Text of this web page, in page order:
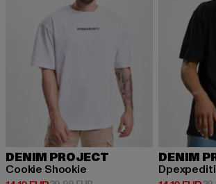
DENIM PROJECT
Cookie Shookie
DENIM